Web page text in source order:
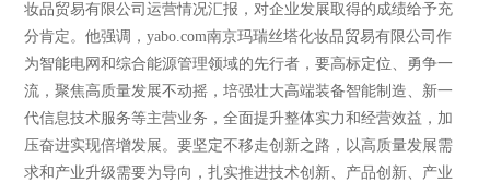
妆品贸易有限公司运营情况汇报，对企业发展取得的成绩给予充
分肯定。他强调，yabo.com南京玛瑞丝塔化妆品贸易有限公司作
为智能电网和综合能源管理领域的先行者，要高标定位、勇争一
流，聚焦高质量发展不动摇，培强壮大高端装备智能制造、新一
代信息技术服务等主营业务，全面提升整体实力和经营效益，加
压奋进实现倍增发展。要坚定不移走创新之路，以高质量发展需
求和产业升级需要为导向，扎实推进技术创新、产品创新、产业